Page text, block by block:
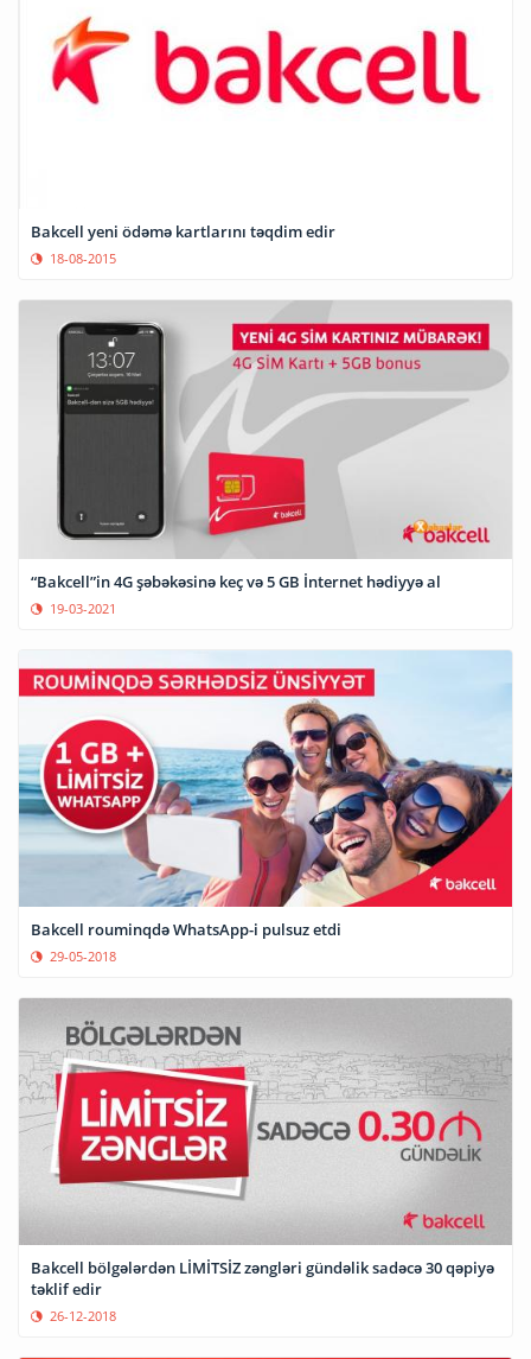
Bakcell yeni ödəmə kartlarını təqdim edir
18-08-2015
“Bakcell”in 4G şəbəkəsinə keç və 5 GB İnternet hədiyyə al
19-03-2021
Bakcell rouminqdə WhatsApp-i pulsuz etdi
29-05-2018
Bakcell bölgələrdən LİMİTSİZ zəngləri gündəlik sadəcə 30 qəpiyə
təklif edir
26-12-2018